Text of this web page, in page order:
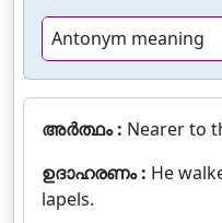
Antonym meaning
അർത്ഥം : Nearer to
ഉദാഹരണം : He
lapels.